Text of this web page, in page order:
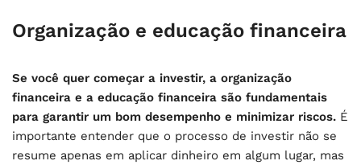
Organização e educação financeira
Se você quer começar a investir, a organização
financeira e a educação financeira são fundamentais
para garantir um bom desempenho e minimizar riscos. É
importante entender que o processo de investir não se
resume apenas em aplicar dinheiro em algum lugar, mas